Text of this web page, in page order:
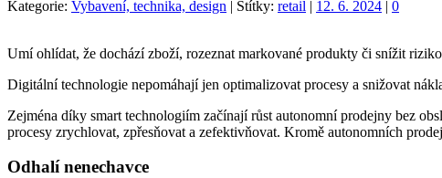
Kategorie: Vybavení, technika, design | Štítky: retail | 12. 6. 2024 | 0
Umí ohlídat, že dochází zboží, rozeznat markované produkty či snížit
Digitální technologie nepomáhají jen optimalizovat procesy a snižovat
Zejména díky smart technologiím začínají růst autonomní prodejny bez
procesy zrychlovat, zpřesňovat a zefektivňovat. Kromě autonomních
Odhalí nenechavce